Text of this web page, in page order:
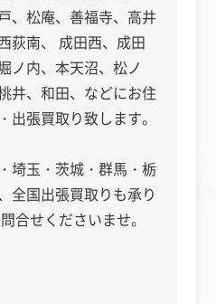
、松庵、善福寺、高井
荻南、 成田西、成田
ノ内、本天沼、松ノ
井、和田、などにお住
出張買取り致します。
埼玉・茨城・群馬・栃
全国出張買取りも承り
合せくださいませ。